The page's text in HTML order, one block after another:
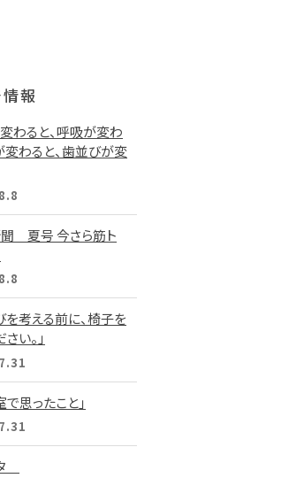
報
わると、呼吸が変わ
変わると、歯並びが変
夏号 今さら筋ト
を考える前に、椅子を
い。」
で思ったこと」